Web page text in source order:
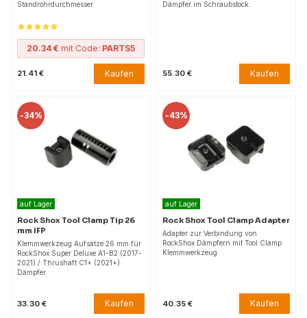
Standrohrdurchmesser.
20.34 € mit Code: PARTS5
21.41 € Kaufen
Dämpfer im Schraubstock.
55.30 € Kaufen
-34%
auf Lager
Rock Shox Tool Clamp Tip 26
mm IFP
Klemmwerkzeug Aufsätze 26 mm für
RockShox Super Deluxe A1-B2 (2017-
2021) / Thrushaft C1+ (2021+)
Dämpfer.
33.30 € Kaufen
-43%
auf Lager
Rock Shox Tool Clamp Adapter
Adapter zur Verbindung von
RockShox Dämpfern mit Tool Clamp
Klemmwerkzeug.
40.35 € Kaufen